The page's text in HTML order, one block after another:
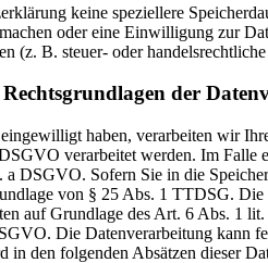
keine speziellere
oder eine Einwilligung zur
(z. B. steuer- oder
der
haben, verarbeiten wir
verarbeitet werden. Im
DSGVO. Sofern Sie in die
von § 25 Abs. 1 TTDSG.
auf Grundlage des Art. 6 Abs. 1
Die Datenverarbeitung kann
in den folgenden Absätzen dieser